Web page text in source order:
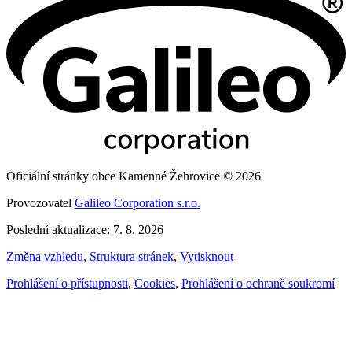
Oficiální stránky obce Kamenné Žehrovice © 2026
Provozovatel Galileo Corporation s.r.o.
Poslední aktualizace: 7. 8. 2026
Změna vzhledu, Struktura stránek, Vytisknout
Prohlášení o přístupnosti, Cookies, Prohlášení o ochraně soukromí